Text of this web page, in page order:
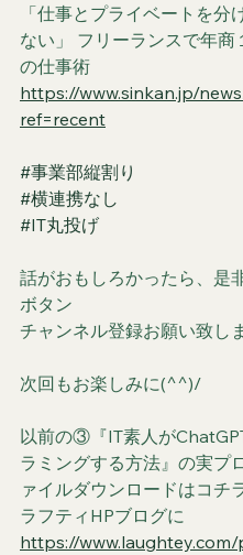
「仕事とプライベートを分
ない」 フリーランスで年商
の仕事術
https://www.sinkan.jp/
ref=recent
#事業部縦割り
#横連携なし
#IT丸投げ
話がおもしろかったら、是
ボタン
チャンネル登録お願い致し
次回もお楽しみに(^^)/
以前の③『IT素人が
ラミングする方法』の実プ
ァイルダウンロードはコチ
ラフティHPブログに
https://